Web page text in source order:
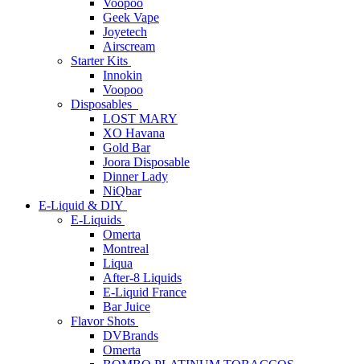
Voopoo
Geek Vape
Joyetech
Airscream
Starter Kits
Innokin
Voopoo
Disposables
LOST MARY
XO Havana
Gold Bar
Joora Disposable
Dinner Lady
NiQbar
E-Liquid & DIY
E-Liquids
Omerta
Montreal
Liqua
After-8 Liquids
E-Liquid France
Bar Juice
Flavor Shots
DVBrands
Omerta